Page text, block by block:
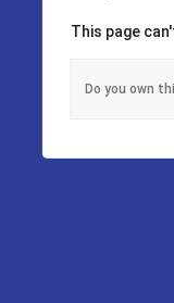
This page
Do you own